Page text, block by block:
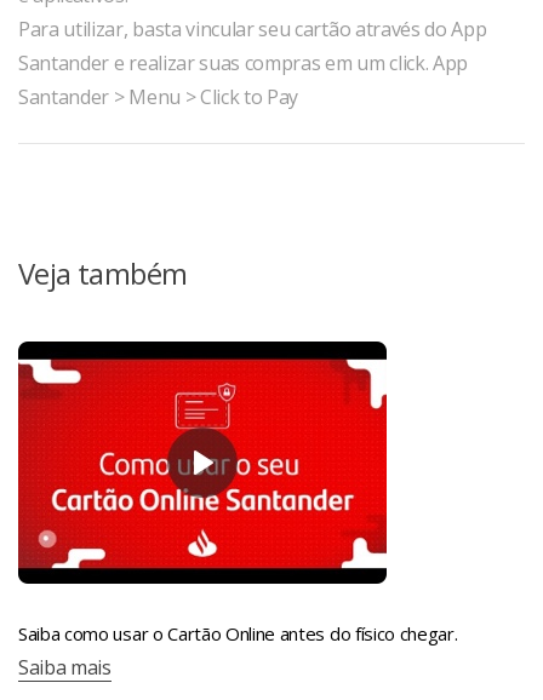
Para utilizar, basta vincular seu cartão através do App
Santander e realizar suas compras em um click. App
Santander > Menu > Click to Pay
Veja também
Saiba como usar o Cartão Online antes do físico chegar.
Saiba mais